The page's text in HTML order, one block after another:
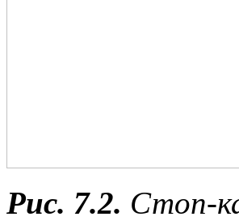
Рис. 7.2. Стоп-